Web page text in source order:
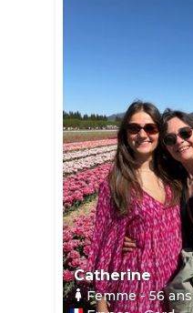
Catherine
Femme- 56ans